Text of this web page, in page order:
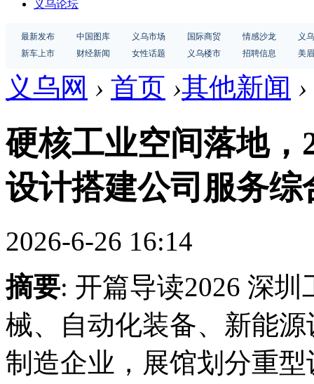
义乌论坛
最新发布 中国图库 义乌市场 国际商贸 情感沙龙
义
新车上市
财经新闻 女性话题 义乌楼市 招聘信息 美
义乌网 › 首页 ›其他新闻 ›
硬核工业空间落地，
设计搭建公司服务综
2026-6-26 16:14
摘要: 开篇导读2026 深
械、自动化装备、新能
制造企业，展馆划分重